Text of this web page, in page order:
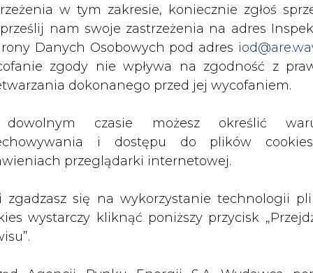
w tym zakresie, koniecznie zgłoś
prześlij nam swoje zastrzeżenia na adres
Danych Osobowych pod adres
zgody nie wpływa na zgodność z
dokonanego przed jej wycofaniem.
czasie możesz określić
i dostępu do plików
przeglądarki internetowej.
zgadzasz się na wykorzystanie technologii
wystarczy kliknąć poniższy przycisk
410,61 -1,1% -2,5% 13,7%
409,11 -1,2% -3,1% 13,6%
Artykuł powstał bez wsparcia narzędzi sztucznej
inteligencji. Wydawca portalu CIRE zgadza się na
publikacji do szkoleń treningowych LLM.